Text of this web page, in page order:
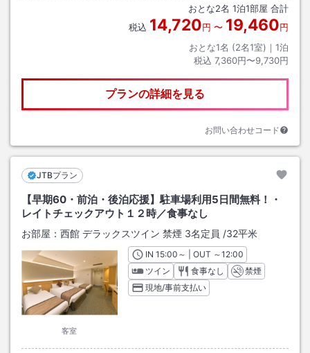
おとな2名 1泊1部屋 合計
税込 14,720円 〜 19,460円
おとな1名 (2名1室)｜ 1泊
税込 7,360円〜9,730円
プランの詳細を見る
お問い合わせコード
JTBプラン
【早期60・前泊・後泊応援】駐車場利用5日間無料！・
レイトチェックアウト１２時／食事なし
お部屋： 西館 デラックスツイン 禁煙 3名定員 /32平米
客室
INチェックイン
15:00 ～ | OUT チェックアウト
～12:00
ツイン
食事なし
禁煙
現地/事前支払い